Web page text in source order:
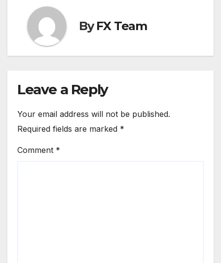
ByFX Team
Leave a Reply
Your email address will not be published.
Required fields are marked *
Comment *